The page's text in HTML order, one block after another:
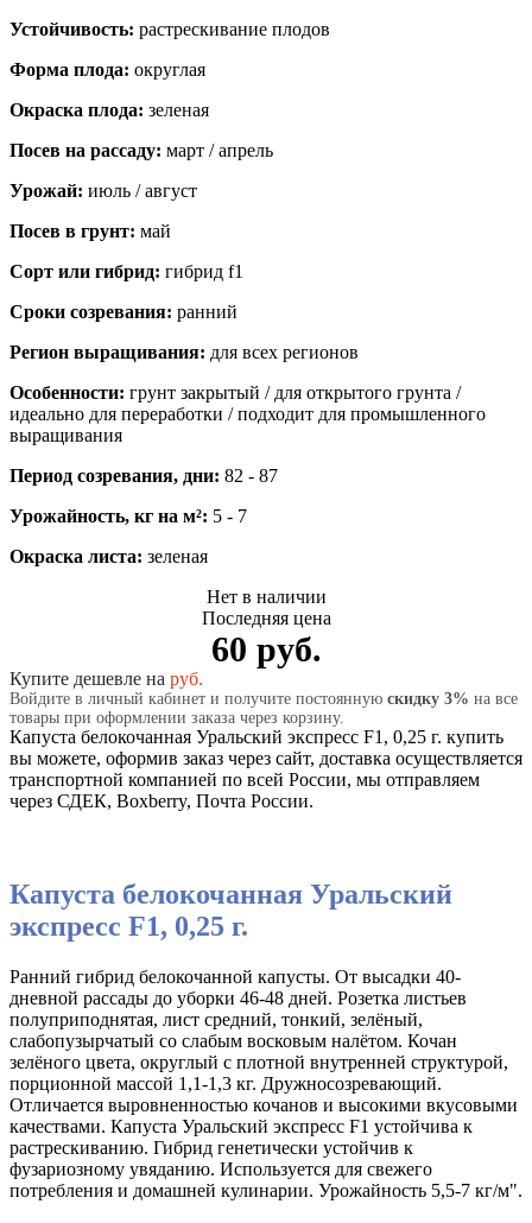
Устойчивость: растрескивание плодов
Форма плода: округлая
Окраска плода: зеленая
Посев на рассаду: март / апрель
Урожай: июль / август
Посев в грунт: май
Сорт или гибрид: гибрид f1
Сроки созревания: ранний
Регион выращивания: для всех регионов
Особенности: грунт закрытый / для открытого грунта /
идеально для переработки / подходит для промышленного
выращивания
Период созревания, дни: 82 - 87
Урожайность, кг на м²: 5 - 7
Окраска листа: зеленая
Нет в наличии
Последняя цена
60 руб.
Купите дешевле на руб.
Войдите в личный кабинет и получите постоянную скидку 3% на все
товары при оформлении заказа через корзину.
Капуста белокочанная Уральский экспресс F1, 0,25 г. купить
вы можете, оформив заказ через сайт, доставка осуществляется
транспортной компанией по всей России, мы отправляем
через СДЕК, Boxberry, Почта России.
Капуста белокочанная Уральский
экспресс F1, 0,25 г.
Ранний гибрид белокочанной капусты. От высадки 40-
дневной рассады до уборки 46-48 дней. Розетка листьев
полуприподнятая, лист средний, тонкий, зелёный,
слабопузырчатый со слабым восковым налётом. Кочан
зелёного цвета, округлый с плотной внутренней структурой,
порционной массой 1,1-1,3 кг. Дружносозревающий.
Отличается выровненностью кочанов и высокими вкусовыми
качествами. Капуста Уральский экспресс F1 устойчива к
растрескиванию. Гибрид генетически устойчив к
фузариозному увяданию. Используется для свежего
потребления и домашней кулинарии. Урожайность 5,5-7 кг/м".